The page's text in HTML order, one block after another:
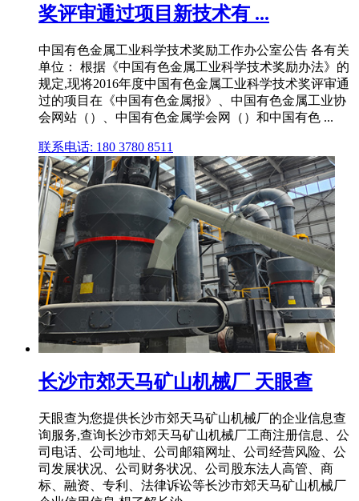
奖评审通过项目新技术有 ...
中国有色金属工业科学技术奖励工作办公室公告 各有关
单位： 根据《中国有色金属工业科学技术奖励办法》的
规定,现将2016年度中国有色金属工业科学技术奖评审通
过的项目在《中国有色金属报》、中国有色金属工业协
会网站（）、中国有色金属学会网（）和中国有色 ...
联系电话: 180 3780 8511
长沙市郊天马矿山机械厂 天眼查
天眼查为您提供长沙市郊天马矿山机械厂的企业信息查
询服务,查询长沙市郊天马矿山机械厂工商注册信息、公
司电话、公司地址、公司邮箱网址、公司经营风险、公
司发展状况、公司财务状况、公司股东法人高管、商
标、融资、专利、法律诉讼等长沙市郊天马矿山机械厂